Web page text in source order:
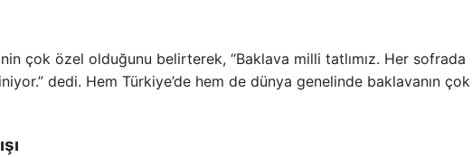
çok özel olduğunu belirterek, “Baklava milli tatlımız. Her sofrada
dedi. Hem Türkiye’de hem de dünya genelinde baklavanın çok